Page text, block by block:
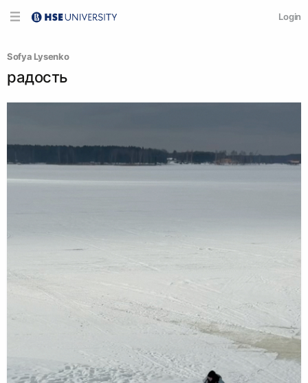
Login
Sofya Lysenko
радость